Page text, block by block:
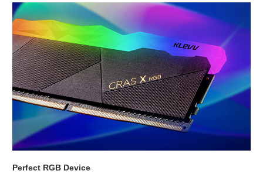
Perfect RGB Device